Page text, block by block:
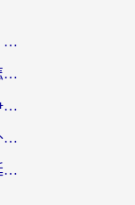
打王牌战士用什么加速器最好？海外玩家的终极选择指南
国外打复苏的魔女有网络延迟怎么办？2026海外玩家国服游戏加速全攻略
国外怎么玩部落冲突：皇室战争不卡？海外玩家畅玩国服游戏终极指南
马来西亚怎么玩敢达决战？海外党国服游戏加速避坑指南（附实测推荐）
打阴阳师什么加速器可以降低延迟？海外玩家的真实困境与破局